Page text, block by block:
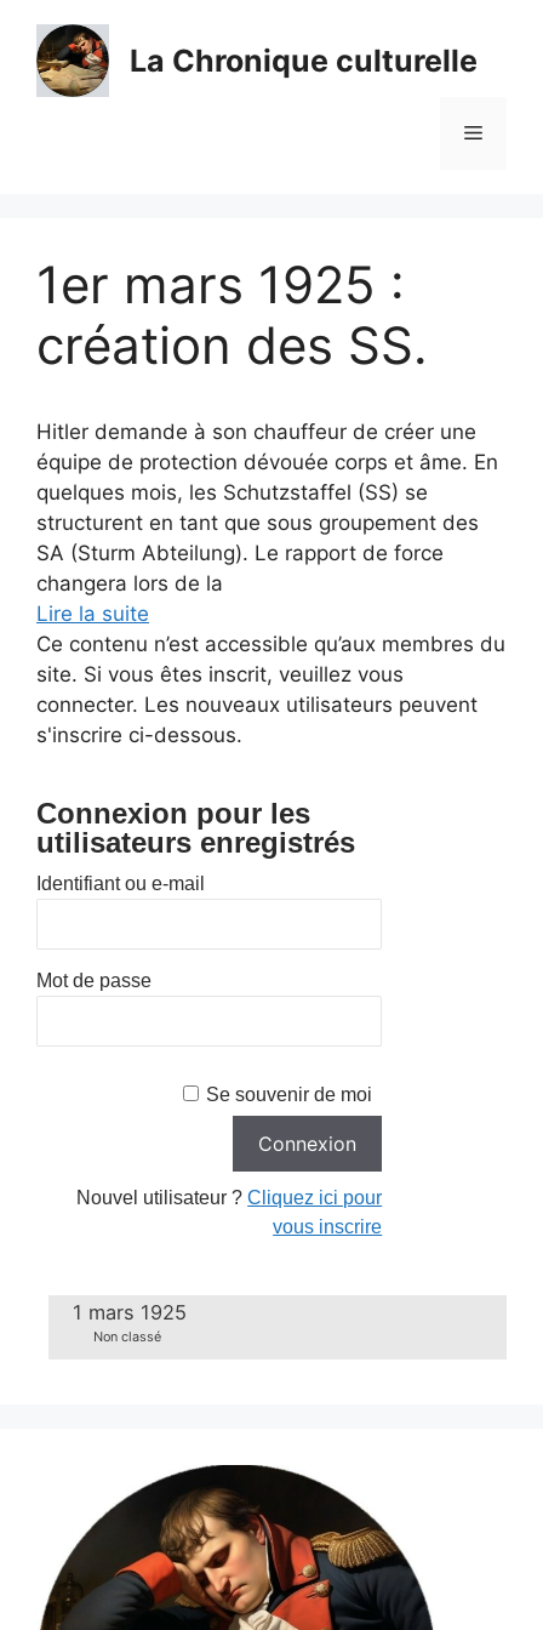
contenu
La Chronique culturelle
Menu
1er mars 1925 :
création des SS.
Hitler demande à son chauffeur de créer une
équipe de protection dévouée corps et âme. En
quelques mois, les Schutzstaffel (SS) se
structurent en tant que sous groupement des
SA (Sturm Abteilung). Le rapport de force
changera lors de la
Lire la suite
Ce contenu n’est accessible qu’aux membres du
site. Si vous êtes inscrit, veuillez vous
connecter. Les nouveaux utilisateurs peuvent
s'inscrire ci-dessous.
Connexion pour les
utilisateurs enregistrés
Identifiant ou e-mail
Mot de passe
Se souvenir de moi
Nouvel utilisateur ?Cliquez ici pour
vous inscrire
1 mars 1925
Non classé